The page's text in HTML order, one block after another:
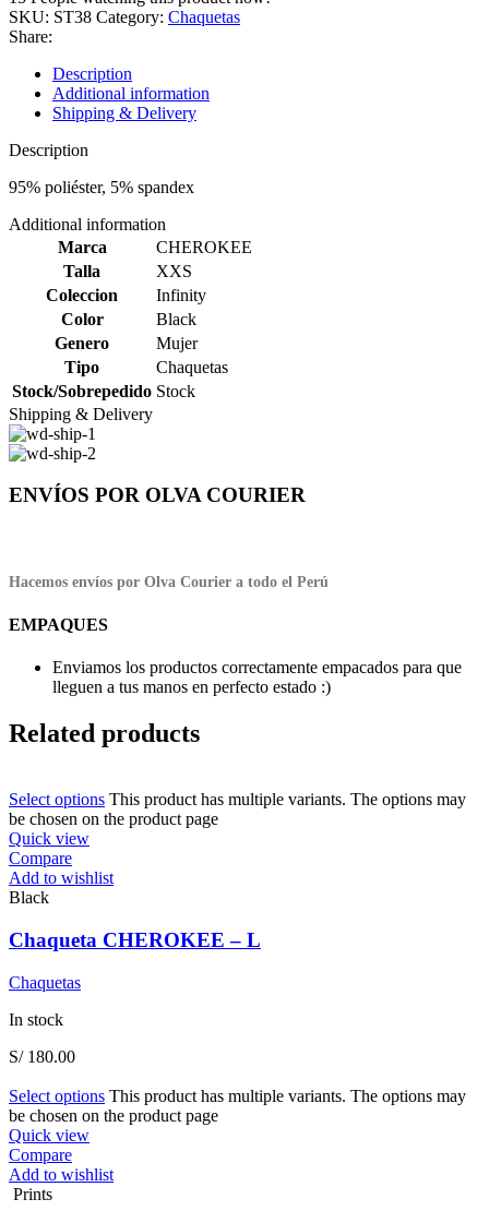
SKU: ST38 Category: Chaquetas
Share:
Description
Additional information
Shipping & Delivery
Description
95% poliéster, 5% spandex
Additional information
Marca
CHEROKEE
Talla
XXS
Coleccion
Infinity
Color
Black
Genero
Mujer
Tipo
Chaquetas
Stock/Sobrepedido Stock
Shipping & Delivery
ENVÍOS POR OLVA COURIER
Hacemos envíos por Olva Courier a todo el Perú
EMPAQUES
Enviamos los productos correctamente empacados para que
lleguen a tus manos en perfecto estado :)
Related products
Select options This product has multiple variants. The options may
be chosen on the product page
Quick view
Compare
Add to wishlist
Black
Chaqueta CHEROKEE – L
Chaquetas
In stock
S/180.00
Select options This product has multiple variants. The options may
be chosen on the product page
Quick view
Compare
Add to wishlist
Prints